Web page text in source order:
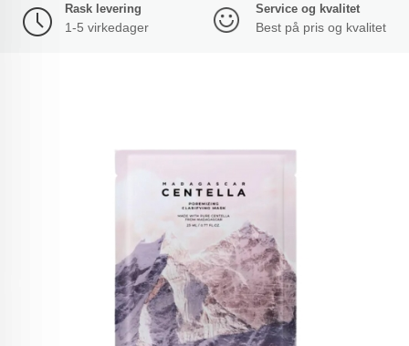
Rask levering
1-5 virkedager
Service og kvalitet
Best på pris og kvalitet